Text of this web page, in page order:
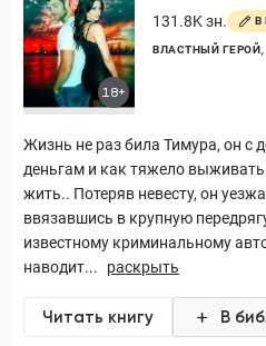
18+
131.8K зн. В
ВЛАСТНЫЙ ГЕРОЙ
Жизнь не раз била Тимура, он с
деньгам и как тяжело
жить.. Потеряв невесту, он
ввязавшись в крупную
известному криминальному
наводит...
раскрыть
Читать книгу В